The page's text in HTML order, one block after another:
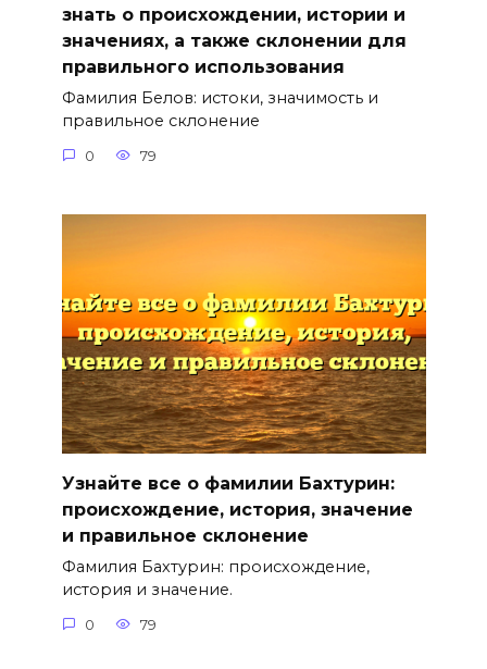
знать о происхождении, истории и
значениях, а также склонении для
правильного использования
Фамилия Белов: истоки, значимость и
правильное склонение
0 79
Узнайте все о фамилии Бахтурин:
происхождение, история, значение
и правильное склонение
Фамилия Бахтурин: происхождение,
история и значение.
0 79